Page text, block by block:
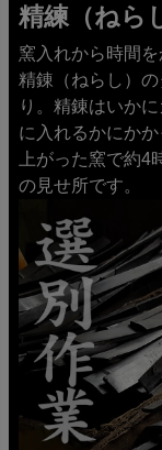
精練（ねら
窯入れから時間
精錬（ねらし）
り。精錬はいか
に入れるかにか
上がった窯で約
の見せ所です。